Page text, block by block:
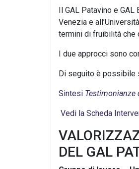
Il GAL Patavino e
Venezia e
termini di fruibilità che
I due approcci sono
Di seguito è possibile
Sintesi Testimonianze
Vedi la Scheda
DEL GAL